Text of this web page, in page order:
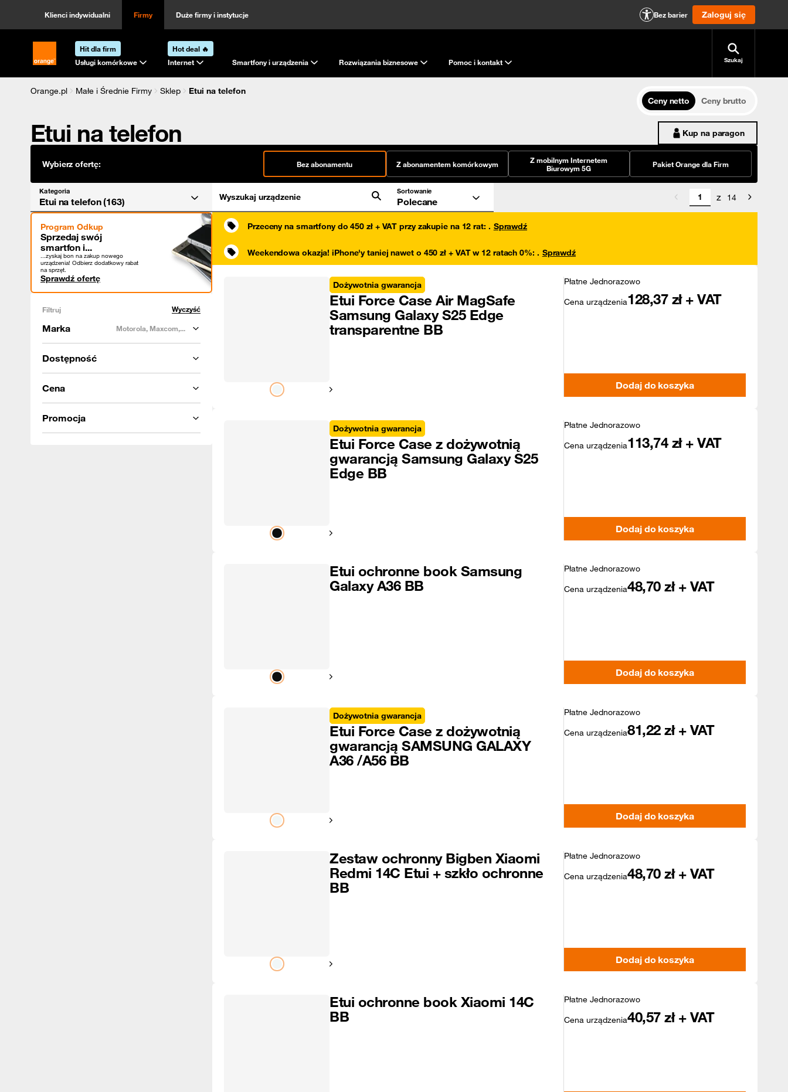
Klienci indywidualni Firmy Duże firmy i instytucje Bez barier Zaloguj się
Strona główna Orange.pl
Hit dla firm
Usługi komórkowe
Hot deal 🔥
Internet
Smartfony i urządzenia Rozwiązania biznesowe Pomoc i kontakt Szukaj
Orange.pl Małe i Średnie Firmy Sklep
Etui na telefon
Ceny netto
Ceny brutto
Etui na telefon Kup na paragon
Wybierz ofertę: Bez abonamentu Z abonamentem komórkowym
Z mobilnym Internetem
Biurowym 5G
Pakiet Orange dla Firm
Kategoria
Etui na telefon (163) Wyszukaj urządzenie
Sortowanie
Polecane z 14
Program Odkup
Sprzedaj swój
smartfon i...
...zyskaj bon na zakup nowego
urządzenia! Odbierz dodatkowy rabat
na sprzęt.
Sprawdź ofertę
Filtruj Wyczyść
Marka Motorola, Maxcom,...
Dostępność
Cena
Promocja
Przeceny na smartfony do 450 zł + VAT przy zakupie na 12 rat: . Sprawdź
Weekendowa okazja! iPhone'y taniej nawet o 450 zł + VAT w 12 ratach 0%: . Sprawdź
Pokaż następny
Dożywotnia gwarancja
Etui Force Case Air MagSafe
Samsung Galaxy S25 Edge
transparentne BB
Płatne Jednorazowo
Cena urządzenia128,37 zł + VAT
Dodaj do koszyka
Pokaż następny
Dożywotnia gwarancja
Etui Force Case z dożywotnią
gwarancją Samsung Galaxy S25
Edge BB
Płatne Jednorazowo
Cena urządzenia113,74 zł + VAT
Dodaj do koszyka
Pokaż następny
Etui ochronne book Samsung
Galaxy A36 BB
Płatne Jednorazowo
Cena urządzenia48,70 zł + VAT
Dodaj do koszyka
Pokaż następny
Dożywotnia gwarancja
Etui Force Case z dożywotnią
gwarancją SAMSUNG GALAXY
A36 /A56 BB
Płatne Jednorazowo
Cena urządzenia81,22 zł + VAT
Dodaj do koszyka
Pokaż następny
Zestaw ochronny Bigben Xiaomi
Redmi 14C Etui + szkło ochronne
BB
Płatne Jednorazowo
Cena urządzenia48,70 zł + VAT
Dodaj do koszyka
Etui ochronne book Xiaomi 14C
BB
Płatne Jednorazowo
Cena urządzenia40,57 zł + VAT